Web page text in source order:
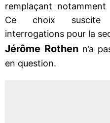
remplaçant
Ce choix suscite
interrogations pour la
Jérôme Rothen n’a
en question.